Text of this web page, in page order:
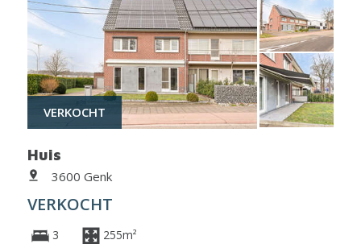
VERKOCHT
Huis
3600 Genk
VERKOCHT
3 255m²